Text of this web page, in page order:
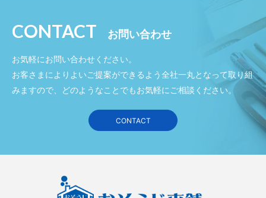
CONTACT お問い合わせ
お気軽にお問い合わせください。
お客さまによりよいご提案ができるよう全社一丸となって取り組
みますので、どのようなことでもお気軽にご相談ください。
CONTACT